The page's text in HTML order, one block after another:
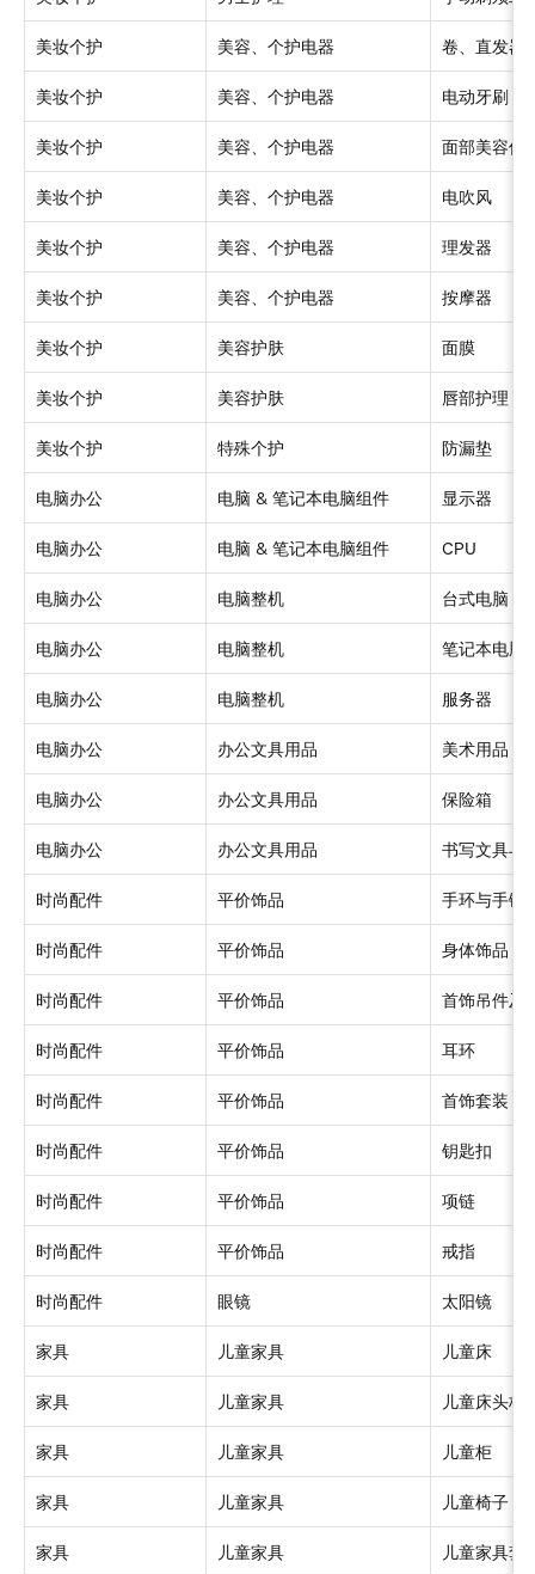
美妆个护 美容、个护电器 卷、直发器
美妆个护 美容、个护电器 电动牙刷
美妆个护 美容、个护电器 面部美容仪
美妆个护 美容、个护电器 电吹风
美妆个护 美容、个护电器 理发器
美妆个护 美容、个护电器 按摩器
美妆个护 美容护肤 面膜
美妆个护 美容护肤 唇部护理
美妆个护 特殊个护 防漏垫
电脑办公 电脑 & 笔记本电脑组件 显示器
电脑办公 电脑 & 笔记本电脑组件 CPU
电脑办公 电脑整机 台式电脑
电脑办公 电脑整机 笔记本电脑
电脑办公 电脑整机 服务器
电脑办公 办公文具用品 美术用品
电脑办公 办公文具用品 保险箱
电脑办公 办公文具用品 书写文具与
时尚配件 平价饰品 手环与手链
时尚配件 平价饰品 身体饰品
时尚配件 平价饰品 首饰吊件及
时尚配件 平价饰品 耳环
时尚配件 平价饰品 首饰套装
时尚配件 平价饰品 钥匙扣
时尚配件 平价饰品 项链
时尚配件 平价饰品 戒指
时尚配件 眼镜 太阳镜
家具 儿童家具 儿童床
家具 儿童家具 儿童床头柜
家具 儿童家具 儿童柜
家具 儿童家具 儿童椅子
家具 儿童家具 儿童家具套